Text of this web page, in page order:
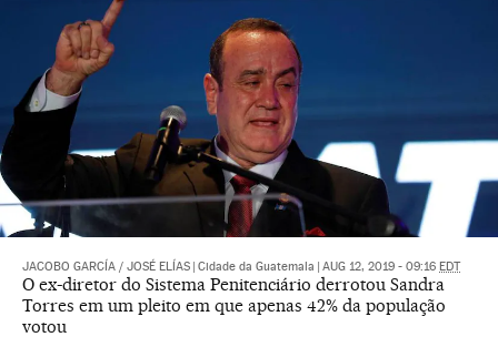
JACOBO GARCÍA / JOSÉ ELÍAS Cidade da Guatemala AUG 12, 2019 - 09:16 EDT
O ex-diretor do Sistema Penitenciário derrotou Sandra
Torres em um pleito em que apenas 42% da população
votou